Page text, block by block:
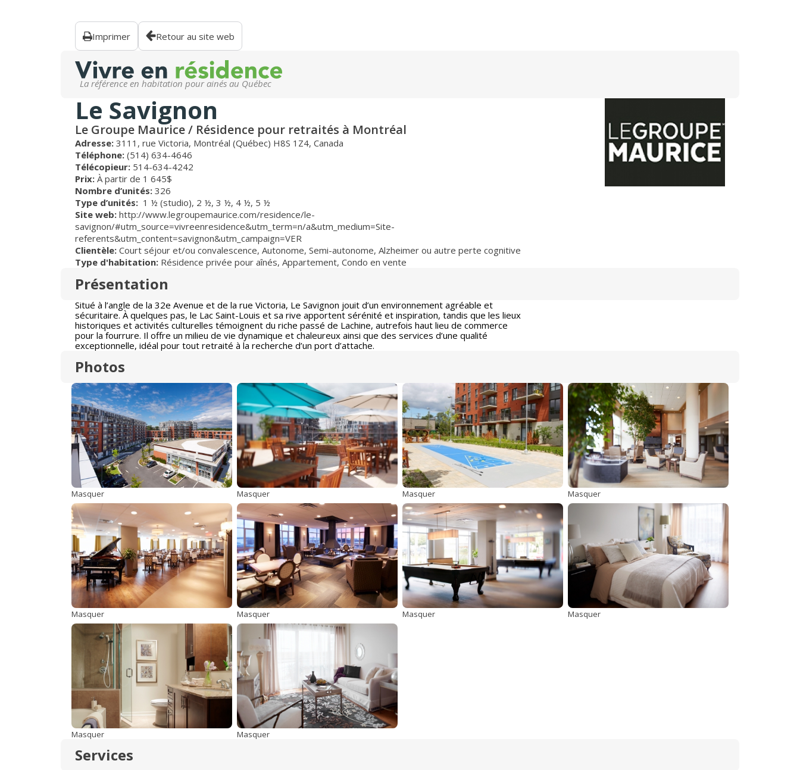
Imprimer Retour au site web
La référence en habitation pour ainés au Québec
Le Savignon
Le Groupe Maurice / Résidence pour retraités à Montréal
Adresse: 3111, rue Victoria, Montréal (Québec) H8S 1Z4, Canada
Téléphone: (514) 634-4646
Télécopieur: 514-634-4242
Prix: À partir de 1 645$
Nombre d’unités: 326
Type d’unités: 1 ½ (studio), 2 ½, 3 ½, 4 ½, 5 ½
Site web: http://www.legroupemaurice.com/residence/le-
savignon/#utm_source=vivreenresidence&utm_term=n/a&utm_medium=Site-
referents&utm_content=savignon&utm_campaign=VER
Clientèle: Court séjour et/ou convalescence, Autonome, Semi-autonome, Alzheimer ou autre perte cognitive
Type d'habitation: Résidence privée pour aînés, Appartement, Condo en vente
Présentation
Situé à l’angle de la 32e Avenue et de la rue Victoria, Le Savignon jouit d’un environnement agréable et
sécuritaire. À quelques pas, le Lac Saint-Louis et sa rive apportent sérénité et inspiration, tandis que les lieux
historiques et activités culturelles témoignent du riche passé de Lachine, autrefois haut lieu de commerce
pour la fourrure. Il offre un milieu de vie dynamique et chaleureux ainsi que des services d’une qualité
exceptionnelle, idéal pour tout retraité à la recherche d’un port d’attache.
Photos
Masquer Masquer Masquer Masquer
Masquer Masquer Masquer Masquer
Masquer Masquer
Services